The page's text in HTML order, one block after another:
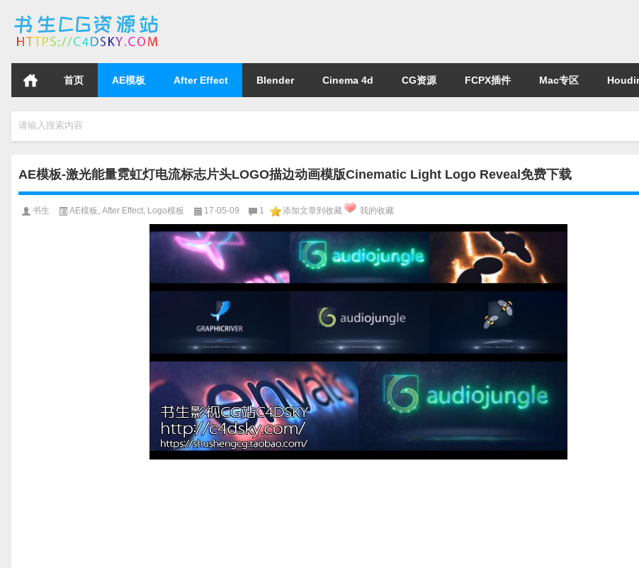
首页 AE模板 After Effect Blender Cinema 4d CG资源 FCPX插件 Mac专区
请输入搜索内容
AE模板-激光能量霓虹灯电流标志片头LOGO描边动画模版Cinematic Light Logo Reveal免费下载
书生 AE模板 , After Effect, Logo模板 17-05-09 1 添加文章到收藏 我的收藏